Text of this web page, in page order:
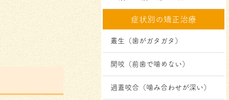
症状別の矯正治療
叢生（歯がガタガタ）
開咬（前歯で噛めない）
過蓋咬合（噛み合わせが深い）